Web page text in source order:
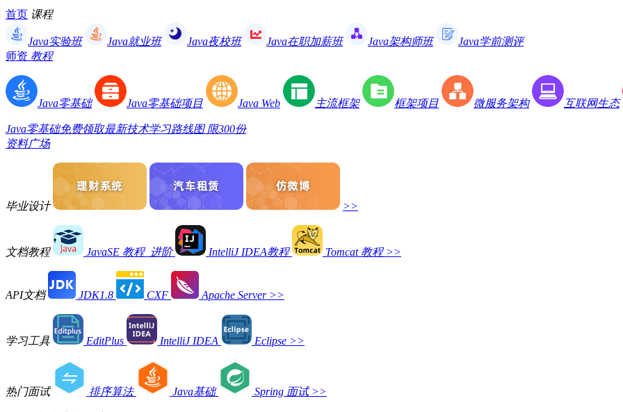
首页 课程
Java实验班 Java就业班 Java夜校班 Java在职加薪班 Java架构师班
Java学前测评
师资 教程
Java零基础 Java零基础项目 Java Web 主流框架 框架项目 微服务架构 互联网生态
Java零基础免费领取最新技术学习路线图 限300份
资料广场
毕业设计 >>
文档教程 JavaSE 教程_进阶 IntelliJ IDEA教程 Tomcat 教程 >>
API文档 JDK1.8 CXF Apache Server >>
学习工具 EditPlus IntelliJ IDEA Eclipse >>
热门面试 排序算法 Java基础 Spring 面试 >>